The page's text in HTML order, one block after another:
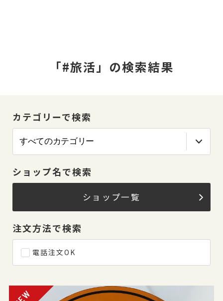
「#旅活」の検索結果
カテゴリーで検索
ショップ名で検索
ショップ一覧
注文方法で検索
電話注文OK